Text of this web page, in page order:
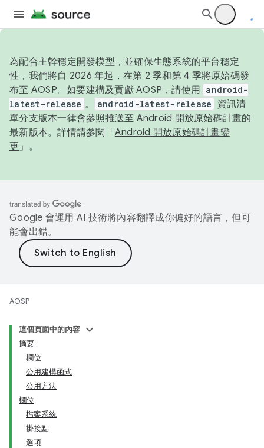
為配合主幹穩定開發模型，並確保生態系統的平台穩定
性，我們將自 2026 年起，在第 2 季和第 4 季將原始碼發
布至 AOSP。如要建構及貢獻 AOSP，請使用 android-
latest-release 。 android-latest-release
資訊清
單分支版本一律會參照推送至 Android 開放原始碼計畫的
最新版本。詳情請參閱「 Android 開放原始碼計畫變
更 」。
Google 會運用 AI 技術將內容翻譯成你偏好的語言，但可
能會出錯。
AOSP
這個頁面中的內容
摘要
欄位
公用建構函式
公用方法
欄位
檔案系統
掛接點
選項